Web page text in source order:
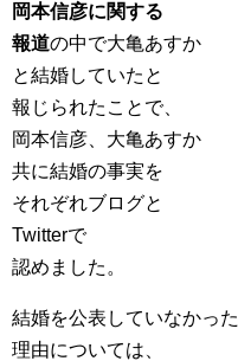
岡本信彦に関する
報道の中で大亀あすか
と結婚していたと
報じられたことで、
岡本信彦、大亀あすか
共に結婚の事実を
それぞれブログと
Twitterで
認めました。
結婚を公表していなかった
理由については、